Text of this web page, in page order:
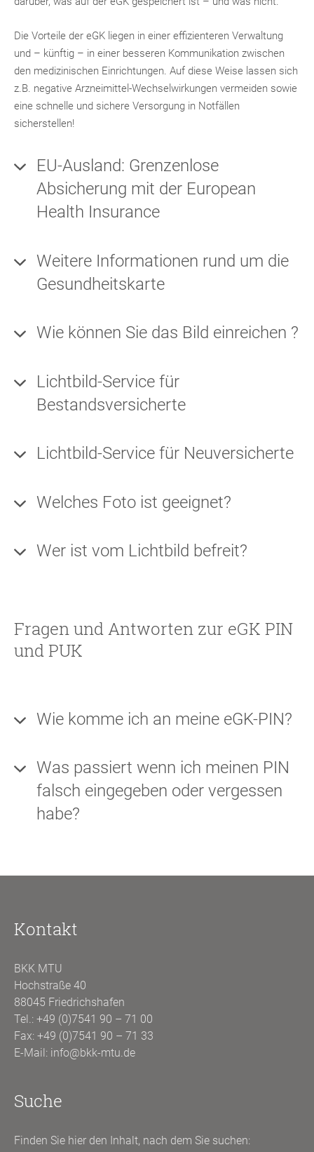
Die Vorteile der eGK liegen in einer effizienteren Verwaltung
und – künftig – in einer besseren Kommunikation zwischen
den medizinischen Einrichtungen. Auf diese Weise lassen sich
z.B. negative Arzneimittel-Wechselwirkungen vermeiden sowie
eine schnelle und sichere Versorgung in Notfällen
sicherstellen!
EU-Ausland: Grenzenlose
Absicherung mit der European
Health Insurance
Weitere Informationen rund um die
Gesundheitskarte
Wie können Sie das Bild einreichen ?
Lichtbild-Service für
Bestandsversicherte
Lichtbild-Service für Neuversicherte
Welches Foto ist geeignet?
Wer ist vom Lichtbild befreit?
Fragen und Antworten zur eGK PIN
und PUK
Wie komme ich an meine eGK-PIN?
Was passiert wenn ich meinen PIN
falsch eingegeben oder vergessen
habe?
Kontakt
BKK MTU
Hochstraße 40
88045 Friedrichshafen
Tel.: +49 (0)7541 90 – 71 00
Fax: +49 (0)7541 90 – 71 33
E-Mail: info@bkk-mtu.de
Suche
Finden Sie hier den Inhalt, nach dem Sie suchen: